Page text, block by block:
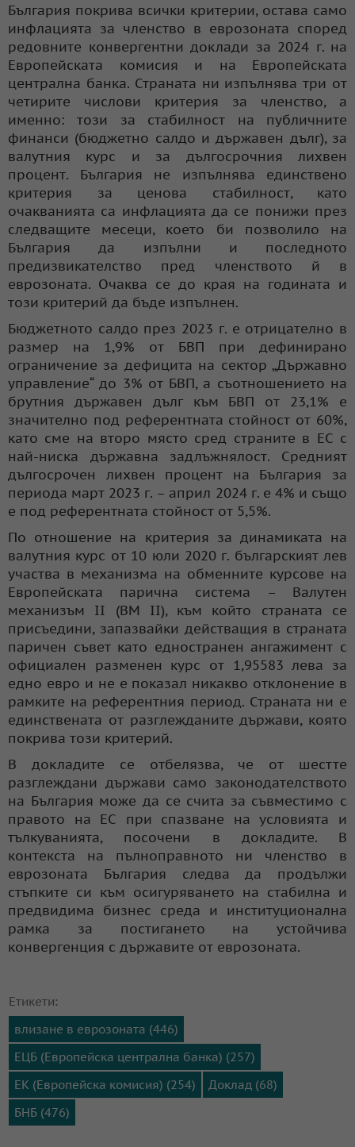
България покрива всички критерии, остава само
инфлацията за членство в еврозоната според
редовните конвергентни доклади за 2024 г. на
Европейската комисия и на Европейската
централна банка. Страната ни изпълнява три от
четирите числови критерия за членство, а
именно: този за стабилност на публичните
финанси (бюджетно салдо и държавен дълг), за
валутния курс и за дългосрочния лихвен
процент. България не изпълнява единствено
критерия за ценова стабилност, като
очакванията са инфлацията да се понижи през
следващите месеци, което би позволило на
България да изпълни и последното
предизвикателство пред членството й в
еврозоната. Очаква се до края на годината и
този критерий да бъде изпълнен.
Бюджетното салдо през 2023 г. е отрицателно в
размер на 1,9% от БВП при дефинирано
ограничение за дефицита на сектор „Държавно
управление“ до 3% от БВП, а съотношението на
брутния държавен дълг към БВП от 23,1% е
значително под референтната стойност от 60%,
като сме на второ място сред страните в ЕС с
най-ниска държавна задлъжнялост. Средният
дългосрочен лихвен процент на България за
периода март 2023 г. – април 2024 г. е 4% и също
е под референтната стойност от 5,5%.
По отношение на критерия за динамиката на
валутния курс от 10 юли 2020 г. българският лев
участва в механизма на обменните курсове на
Европейската парична система – Валутен
механизъм II (ВМ II), към който страната се
присъедини, запазвайки действащия в страната
паричен съвет като едностранен ангажимент с
официален разменен курс от 1,95583 лева за
едно евро и не е показал никакво отклонение в
рамките на референтния период. Страната ни е
единствената от разглежданите държави, която
покрива този критерий.
В докладите се отбелязва, че от шестте
разглеждани държави само законодателството
на България може да се счита за съвместимо с
правото на ЕС при спазване на условията и
тълкуванията, посочени в докладите. В
контекста на пълноправното ни членство в
еврозоната България следва да продължи
стъпките си към осигуряването на стабилна и
предвидима бизнес среда и институционална
рамка за постигането на устойчива
конвергенция с държавите от еврозоната.
Етикети:
влизане в еврозоната (446)
ЕЦБ (Европейска централна банка) (257)
ЕК (Европейска комисия) (254)
Доклад (68)
БНБ (476)